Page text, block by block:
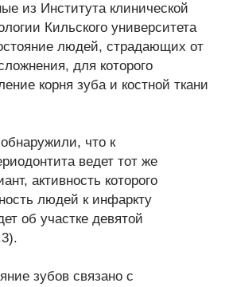
из Института клинической
Кильского университета
людей, страдающих от
для которого
корня зуба и костной ткани
что к
ведет тот же
активность которого
людей к инфаркту
об участке девятой
зубов связано с